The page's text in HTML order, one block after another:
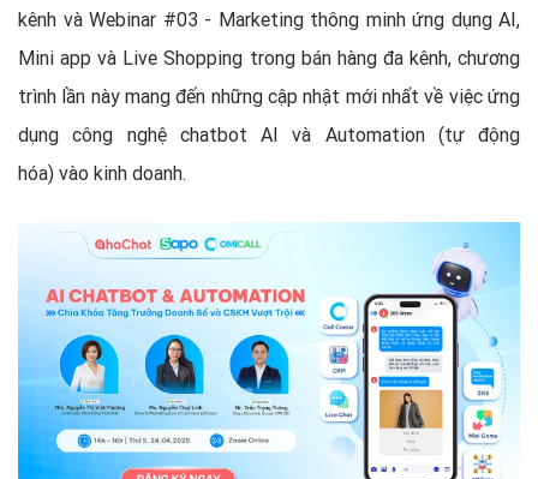
kênh và Webinar #03 - Marketing thông minh ứng dụng AI,
Mini app và Live Shopping trong bán hàng đa kênh, chương
trình lần này mang đến những cập nhật mới nhất về việc ứng
dụng công nghệ chatbot AI và Automation (tự động
hóa) vào kinh doanh.